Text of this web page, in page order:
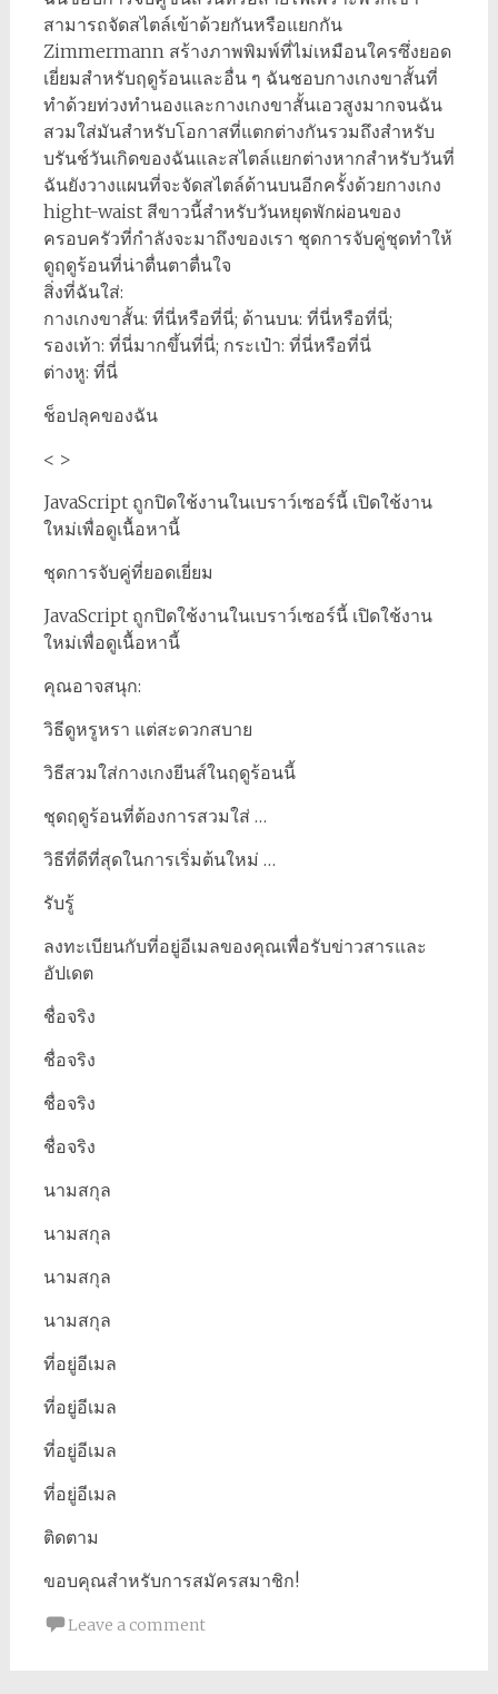
สามารถจัดสไตล์เข้าด้วยกันหรือแยกกัน
Zimmermann สร้างภาพพิมพ์ที่ไม่เหมือนใครซึ่งยอด
เยี่ยมสำหรับฤดูร้อนและอื่น ๆ ฉันชอบกางเกงขาสั้นที่
ทำด้วยท่วงทำนองและกางเกงขาสั้นเอวสูงมากจนฉัน
สวมใส่มันสำหรับโอกาสที่แตกต่างกันรวมถึงสำหรับ
บรันช์วันเกิดของฉันและสไตล์แยกต่างหากสำหรับวันที่
ฉันยังวางแผนที่จะจัดสไตล์ด้านบนอีกครั้งด้วยกางเกง
hight-waist สีขาวนี้สำหรับวันหยุดพักผ่อนของ
ครอบครัวที่กำลังจะมาถึงของเรา ชุดการจับคู่ชุดทำให้
ดูฤดูร้อนที่น่าตื่นตาตื่นใจ
สิ่งที่ฉันใส่:
กางเกงขาสั้น: ที่นี่หรือที่นี่; ด้านบน: ที่นี่หรือที่นี่;
รองเท้า: ที่นี่มากขึ้นที่นี่; กระเป๋า: ที่นี่หรือที่นี่
ต่างหู: ที่นี่
ช็อปลุคของฉัน
< >
JavaScript ถูกปิดใช้งานในเบราว์เซอร์นี้ เปิดใช้งาน
ใหม่เพื่อดูเนื้อหานี้
ชุดการจับคู่ที่ยอดเยี่ยม
JavaScript ถูกปิดใช้งานในเบราว์เซอร์นี้ เปิดใช้งาน
ใหม่เพื่อดูเนื้อหานี้
คุณอาจสนุก:
วิธีดูหรูหรา แต่สะดวกสบาย
วิธีสวมใส่กางเกงยีนส์ในฤดูร้อนนี้
ชุดฤดูร้อนที่ต้องการสวมใส่ …
วิธีที่ดีที่สุดในการเริ่มต้นใหม่ …
รับรู้
ลงทะเบียนกับที่อยู่อีเมลของคุณเพื่อรับข่าวสารและ
อัปเดต
ชื่อจริง
ชื่อจริง
ชื่อจริง
ชื่อจริง
นามสกุล
นามสกุล
นามสกุล
นามสกุล
ที่อยู่อีเมล
ที่อยู่อีเมล
ที่อยู่อีเมล
ที่อยู่อีเมล
ติดตาม
ขอบคุณสำหรับการสมัครสมาชิก!
Leave a comment